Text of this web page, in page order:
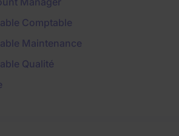
Comptable
Maintenance
Qualité